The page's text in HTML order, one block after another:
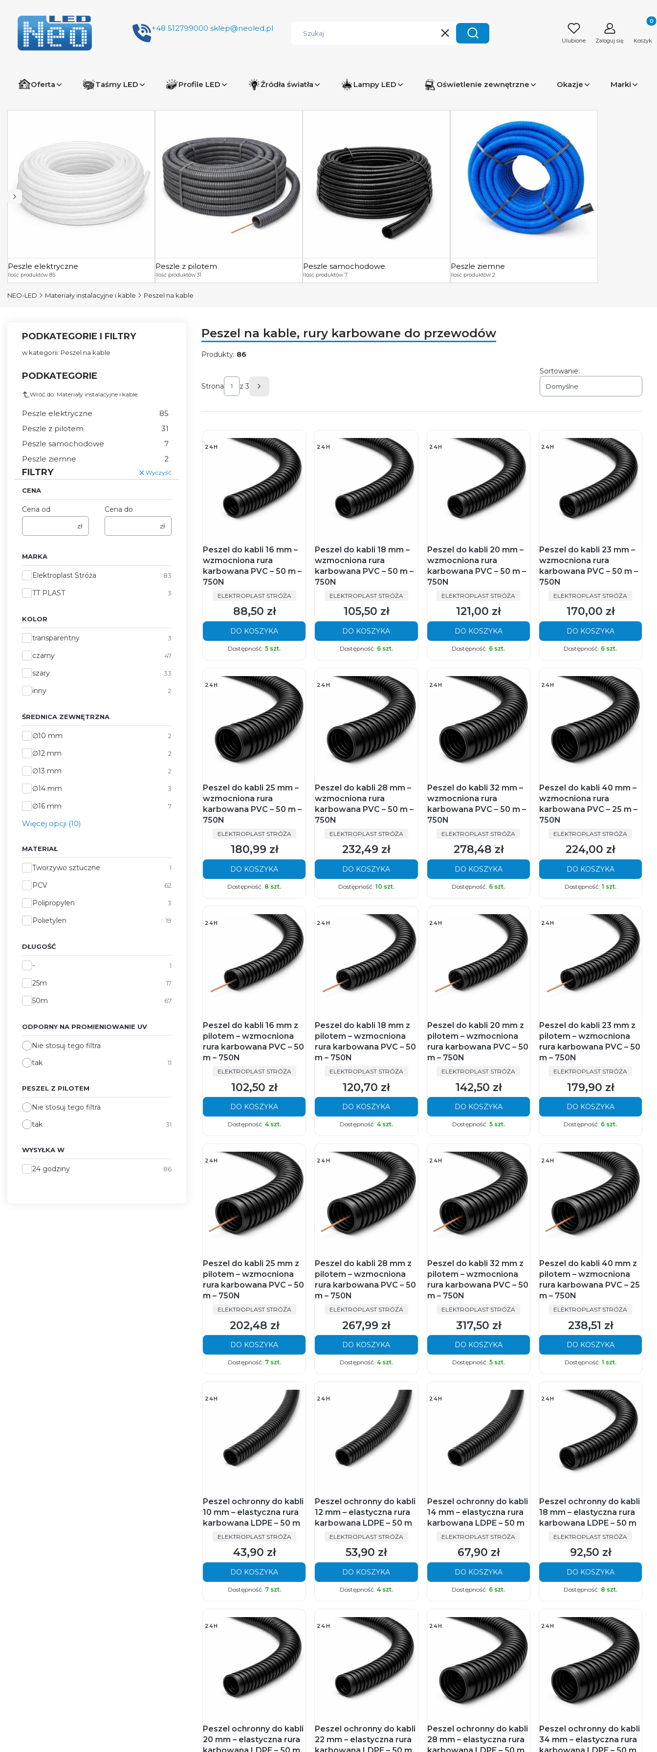
+48 512799000 sklep@neoled.pl
WyczyśćSzukaj Ulubione Zaloguj się Koszyk
Oferta Taśmy LED Profile LED Źródła światła Lampy LED Oświetlenie zewnętrzne Okazje Marki
Peszle elektryczne
Ilość produktów 85
Peszle z pilotem
Ilość produktów 31
Peszle samochodowe
Ilość produktów 7
Peszle ziemne
Ilość produktów 2
NEO-LED Materiały instalacyjne i kable Peszel na kable
PODKATEGORIE I FILTRY
w kategorii: Peszel na kable
PODKATEGORIE
Wróć do: Materiały instalacyjne i kable
Peszle elektryczne
85
Peszle z pilotem
31
Peszle samochodowe
7
Peszle ziemne
2
FILTRY Wyczyść
CENA
Cena od
zł
Cena do
zł
MARKA
MarkaElektroplast Stróża 83
TT PLAST 3
KOLOR
Kolortransparentny 3
czarny 47
szary 33
inny 2
ŚREDNICA ZEWNĘTRZNA
Średnica zewnętrzna
∅10 mm 2
∅12 mm 2
∅13 mm 2
∅14 mm 3
∅16 mm 7
Więcej opcji (10)
MATERIAŁ
Materiał
Tworzywo sztuczne 1
PCV 62
Polipropylen 3
Polietylen 19
DŁUGOŚĆ
Długość
- 1
25m 17
50m 67
ODPORNY NA PROMIENIOWANIE UV
Nie stosuj tego filtra
tak
11
PESZEL Z PILOTEM
Nie stosuj tego filtra
tak
31
WYSYŁKA W
Wysyłka w
24 godziny 86
Peszel na kable, rury karbowane do przewodów
Produkty: 86
Sortowanie:
Domyślne
Strona z 3 Następne produkty
24H
Peszel do kabli 16 mm –
wzmocniona rura
karbowana PVC – 50 m –
750N
PRODUCENT
ELEKTROPLAST STRÓŻA
Cena
88,50 zł
DO KOSZYKA
Dostępność:5 szt.
24H
Peszel do kabli 18 mm –
wzmocniona rura
karbowana PVC – 50 m –
750N
PRODUCENT
ELEKTROPLAST STRÓŻA
Cena
105,50 zł
DO KOSZYKA
Dostępność: 6 szt.
24H
Peszel do kabli 20 mm –
wzmocniona rura
karbowana PVC – 50 m –
750N
PRODUCENT
ELEKTROPLAST STRÓŻA
Cena
121,00 zł
DO KOSZYKA
Dostępność: 6 szt.
24H
Peszel do kabli 23 mm –
wzmocniona rura
karbowana PVC – 50 m –
750N
PRODUCENT
ELEKTROPLAST STRÓŻA
Cena
170,00 zł
DO KOSZYKA
Dostępność: 6 szt.
24H
Peszel do kabli 25 mm –
wzmocniona rura
karbowana PVC – 50 m –
750N
PRODUCENT
ELEKTROPLAST STRÓŻA
Cena
180,99 zł
DO KOSZYKA
Dostępność: 8 szt.
24H
Peszel do kabli 28 mm –
wzmocniona rura
karbowana PVC – 50 m –
750N
PRODUCENT
ELEKTROPLAST STRÓŻA
Cena
232,49 zł
DO KOSZYKA
Dostępność: 10 szt.
24H
Peszel do kabli 32 mm –
wzmocniona rura
karbowana PVC – 50 m –
750N
PRODUCENT
ELEKTROPLAST STRÓŻA
Cena
278,48 zł
DO KOSZYKA
Dostępność: 6 szt.
24H
Peszel do kabli 40 mm –
wzmocniona rura
karbowana PVC – 25 m –
750N
PRODUCENT
ELEKTROPLAST STRÓŻA
Cena
224,00 zł
DO KOSZYKA
Dostępność: 1 szt.
24H
Peszel do kabli 16 mm z
pilotem – wzmocniona
rura karbowana PVC – 50
m – 750N
PRODUCENT
ELEKTROPLAST STRÓŻA
Cena
102,50 zł
DO KOSZYKA
Dostępność: 4 szt.
24H
Peszel do kabli 18 mm z
pilotem – wzmocniona
rura karbowana PVC – 50
m – 750N
PRODUCENT
ELEKTROPLAST STRÓŻA
Cena
120,70 zł
DO KOSZYKA
Dostępność: 4 szt.
24H
Peszel do kabli 20 mm z
pilotem – wzmocniona
rura karbowana PVC – 50
m – 750N
PRODUCENT
ELEKTROPLAST STRÓŻA
Cena
142,50 zł
DO KOSZYKA
Dostępność: 5 szt.
24H
Peszel do kabli 23 mm z
pilotem – wzmocniona
rura karbowana PVC – 50
m – 750N
PRODUCENT
ELEKTROPLAST STRÓŻA
Cena
179,90 zł
DO KOSZYKA
Dostępność: 6 szt.
24H
Peszel do kabli 25 mm z
pilotem – wzmocniona
rura karbowana PVC – 50
m – 750N
PRODUCENT
ELEKTROPLAST STRÓŻA
Cena
202,48 zł
DO KOSZYKA
Dostępność: 7 szt.
24H
Peszel do kabli 28 mm z
pilotem – wzmocniona
rura karbowana PVC – 50
m – 750N
PRODUCENT
ELEKTROPLAST STRÓŻA
Cena
267,99 zł
DO KOSZYKA
Dostępność: 4 szt.
24H
Peszel do kabli 32 mm z
pilotem – wzmocniona
rura karbowana PVC – 50
m – 750N
PRODUCENT
ELEKTROPLAST STRÓŻA
Cena
317,50 zł
DO KOSZYKA
Dostępność: 5 szt.
24H
Peszel do kabli 40 mm z
pilotem – wzmocniona
rura karbowana PVC – 25
m – 750N
PRODUCENT
ELEKTROPLAST STRÓŻA
Cena
238,51 zł
DO KOSZYKA
Dostępność: 1 szt.
24H
Peszel ochronny do kabli
10 mm – elastyczna rura
karbowana LDPE – 50 m
PRODUCENT
ELEKTROPLAST STRÓŻA
Cena
43,90 zł
DO KOSZYKA
Dostępność: 7 szt.
24H
Peszel ochronny do kabli
12 mm – elastyczna rura
karbowana LDPE – 50 m
PRODUCENT
ELEKTROPLAST STRÓŻA
Cena
53,90 zł
DO KOSZYKA
Dostępność: 4 szt.
24H
Peszel ochronny do kabli
14 mm – elastyczna rura
karbowana LDPE – 50 m
PRODUCENT
ELEKTROPLAST STRÓŻA
Cena
67,90 zł
DO KOSZYKA
Dostępność: 6 szt.
24H
Peszel ochronny do kabli
18 mm – elastyczna rura
karbowana LDPE – 50 m
PRODUCENT
ELEKTROPLAST STRÓŻA
Cena
92,50 zł
DO KOSZYKA
Dostępność: 8 szt.
24H
Peszel ochronny do kabli
20 mm – elastyczna rura
karbowana LDPE – 50 m
24H
Peszel ochronny do kabli
22 mm – elastyczna rura
karbowana LDPE – 50 m
24H
Peszel ochronny do kabli
28 mm – elastyczna rura
karbowana LDPE – 50 m
24H
Peszel ochronny do kabli
34 mm – elastyczna rura
karbowana LDPE – 50 m